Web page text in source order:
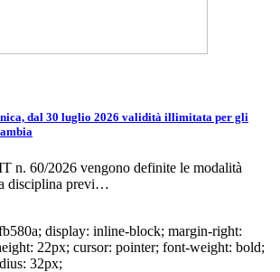
dal 30 luglio 2026 validità illimitata per gli
n. 60/2026 vengono definite le modalità
disciplina previ…
display: inline-block; margin-right:
22px; cursor: pointer; font-weight: bold;
32px;